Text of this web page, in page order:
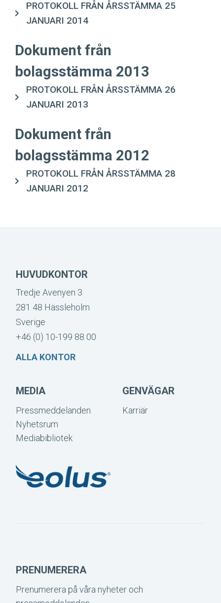
PROTOKOLL FRÅN ÅRSSTÄMMA 25
JANUARI 2014
Dokument från
bolagsstämma 2013
PROTOKOLL FRÅN ÅRSSTÄMMA 26
JANUARI 2013
Dokument från
bolagsstämma 2012
PROTOKOLL FRÅN ÅRSSTÄMMA 28
JANUARI 2012
HUVUDKONTOR
Tredje Avenyen 3
281 48 Hässleholm
Sverige
+46 (0) 10-199 88 00
ALLA KONTOR
MEDIA
Pressmeddelanden
Nyhetsrum
Mediabibliotek
GENVÄGAR
Karriär
PRENUMERERA
Prenumerera på våra nyheter och